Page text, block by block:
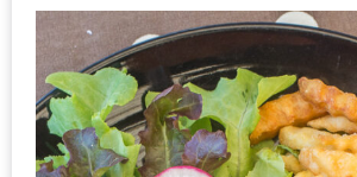
รอย
น้า
อ้วน
ชวน
หิว